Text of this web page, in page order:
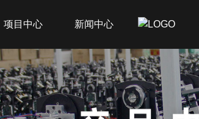
项目中心 新闻中心